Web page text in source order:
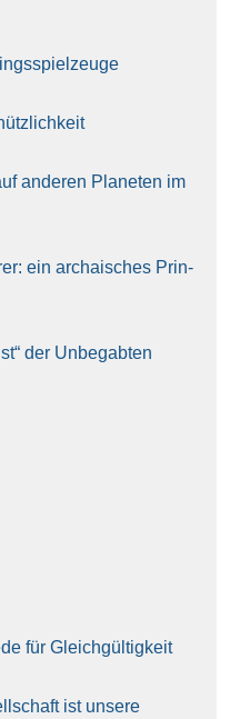
ande­ren Pla­ne­ten im
ein archai­sches Prin­
der Unbe­gab­ten
für Gleich­gül­tig­keit
ist unse­re